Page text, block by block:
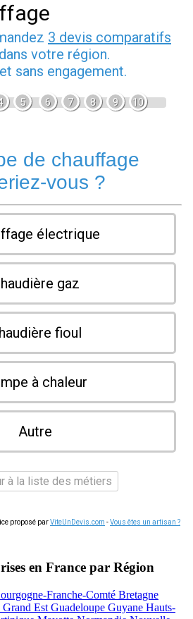
3 devis comparatifs
dans votre région.
sans engagement.
5 6 7 8 9 10
de chauffage
vous ?
électrique
gaz
fioul
à chaleur
Autre
à la liste des métiers
proposé parViteUnDevis.com -Vous êtes un artisan ?
en France par Région
Franche-Comté Bretagne
Grand Est Guadeloupe Guyane Hauts-